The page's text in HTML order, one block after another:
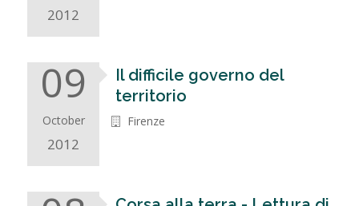
2012
09
October
2012
Il difficile governo del
territorio
Firenze